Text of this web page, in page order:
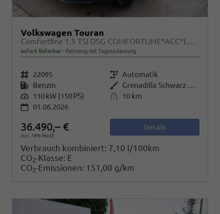
Volkswagen Touran
Comfortline 1.5 TSI DSG COMFORTLINE*ACC*LED*PDC*KAMERA*NAVI*SHZ* 7-SITZER 17-ZOLL
sofort lieferbar Fahrzeug mit Tageszulassung
Fahrzeugnr. 22095 Getriebe Automatik
Kraftstoff Benzin Außenfarbe
Grenadilla Schwarz Metallic
Leistung 110 kW (150 PS) Kilometerstand
10 km
01.06.2026
36.490,– €
incl. 19% MwSt.
Details
Verbrauch kombiniert: 7,10 l/100km
CO2-Klasse: E
CO2-Emissionen: 151,00 g/km